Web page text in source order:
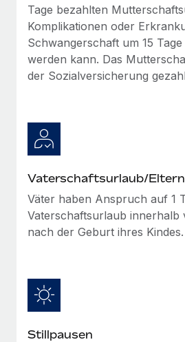
Tage bezahlten
Komplikationen oder
Schwangerschaft um 15
werden kann. Das
der Sozialversicherung
Vaterschaftsurlaub/
Väter haben Anspruch auf 1
Vaterschaftsurlaub innerhalb
nach der Geburt ihres Kindes.
Stillpausen